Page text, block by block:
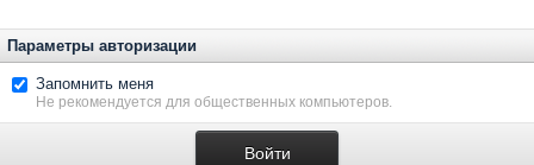
Параметры авторизации
Запомнить меня
Не рекомендуется для общественных компьютеров.